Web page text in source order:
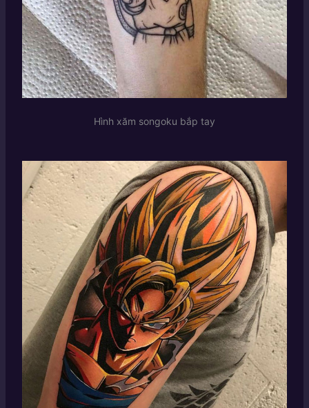
Hình xăm songoku bắp tay